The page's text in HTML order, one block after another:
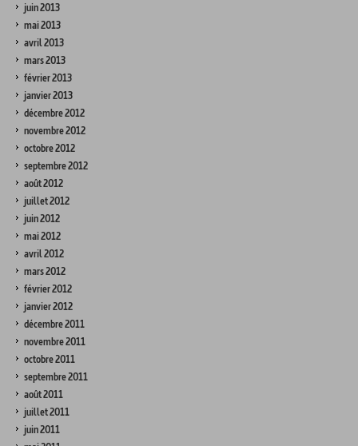
juin 2013
mai 2013
avril 2013
mars 2013
février 2013
janvier 2013
décembre 2012
novembre 2012
octobre 2012
septembre 2012
août 2012
juillet 2012
juin 2012
mai 2012
avril 2012
mars 2012
février 2012
janvier 2012
décembre 2011
novembre 2011
octobre 2011
septembre 2011
août 2011
juillet 2011
juin 2011